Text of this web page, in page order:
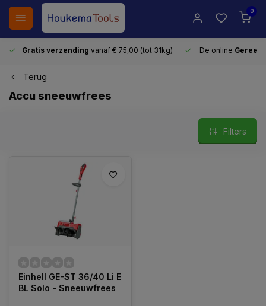
0
Gratis verzending vanaf € 75,00 (tot 31kg) De online
Terug
Accu sneeuwfrees
Filters
Einhell GE-ST 36/40 Li E
BL Solo - Sneeuwfrees